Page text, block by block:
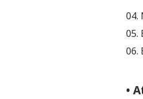
04.
05.
06.
•